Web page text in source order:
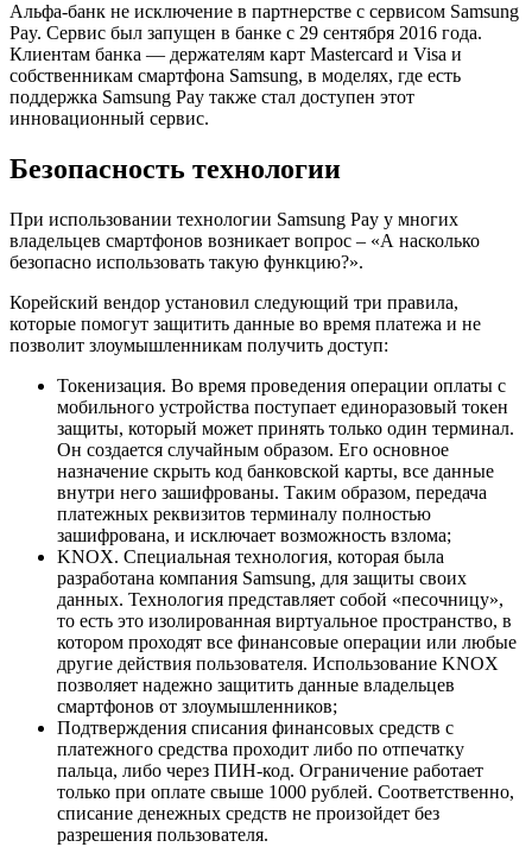
Альфа-банк не исключение в партнерстве с сервисом Samsung
Pay. Сервис был запущен в банке с 29 сентября 2016 года.
Клиентам банка — держателям карт Masterсard и Visa и
собственникам смартфона Samsung, в моделях, где есть
поддержка Samsung Pay также стал доступен этот
инновационный сервис.
Безопасность технологии
При использовании технологии Samsung Pay у многих
владельцев смартфонов возникает вопрос – «А насколько
безопасно использовать такую функцию?».
Корейский вендор установил следующий три правила,
которые помогут защитить данные во время платежа и не
позволит злоумышленникам получить доступ:
Токенизация. Во время проведения операции оплаты с
мобильного устройства поступает единоразовый токен
защиты, который может принять только один терминал.
Он создается случайным образом. Его основное
назначение скрыть код банковской карты, все данные
внутри него зашифрованы. Таким образом, передача
платежных реквизитов терминалу полностью
зашифрована, и исключает возможность взлома;
KNOX. Специальная технология, которая была
разработана компания Samsung, для защиты своих
данных. Технология представляет собой «песочницу»,
то есть это изолированная виртуальное пространство, в
котором проходят все финансовые операции или любые
другие действия пользователя. Использование KNOX
позволяет надежно защитить данные владельцев
смартфонов от злоумышленников;
Подтверждения списания финансовых средств с
платежного средства проходит либо по отпечатку
пальца, либо через ПИН-код. Ограничение работает
только при оплате свыше 1000 рублей. Соответственно,
списание денежных средств не произойдет без
разрешения пользователя.